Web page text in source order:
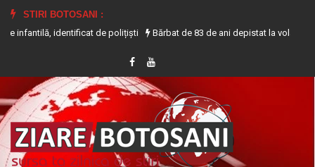
STIRI BOTOSANI :
identificat de polițiști
Bărbat de 83 de ani depistat la volanul unui tractor